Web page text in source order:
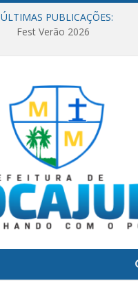
ÚLTIMAS PUBLICAÇÕES:
Fest Verão 2026